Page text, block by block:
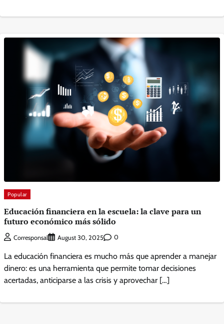
Popular
Educación financiera en la escuela: la clave para un
futuro económico más sólido
Corresponsal August 30, 2025 0
La educación financiera es mucho más que aprender a manejar
dinero: es una herramienta que permite tomar decisiones
acertadas, anticiparse a las crisis y aprovechar […]